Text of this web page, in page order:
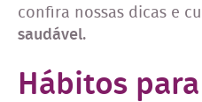
confira nossas dicas e
saudável.
Hábitos